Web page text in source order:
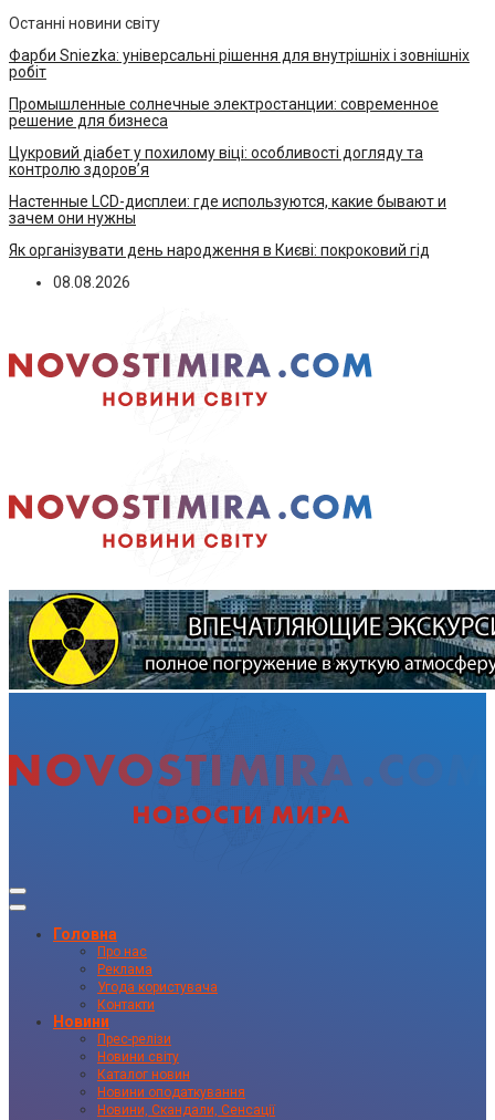
Останні новини світу
Фарби Sniezka: універсальні рішення для внутрішніх і зовнішніх
робіт
Промышленные солнечные электростанции: современное
решение для бизнеса
Цукровий діабет у похилому віці: особливості догляду та
контролю здоров’я
Настенные LCD-дисплеи: где используются, какие бывают и
зачем они нужны
Як організувати день народження в Києві: покроковий гід
08.08.2026
Головна
Про нас
Реклама
Угода користувача
Контакти
Новини
Прес-релізи
Новини світу
Каталог новин
Новини оподаткування
Новини, Скандали, Сенсації